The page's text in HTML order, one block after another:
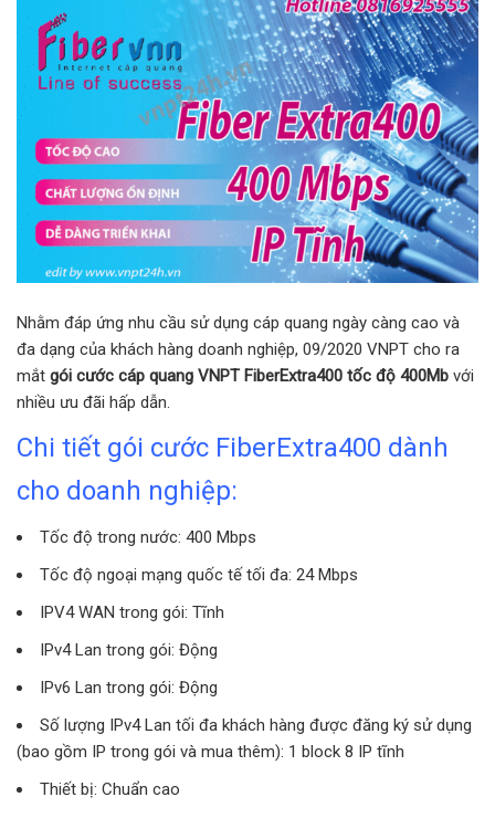
Nhằm đáp ứng nhu cầu sử dụng cáp quang ngày càng cao và
đa dạng của khách hàng doanh nghiệp, 09/2020 VNPT cho ra
mắt gói cước cáp quang VNPT FiberExtra400 tốc độ 400Mb với
nhiều ưu đãi hấp dẫn.
Chi tiết gói cước FiberExtra400 dành
cho doanh nghiệp:
Tốc độ trong nước: 400 Mbps
Tốc độ ngoại mạng quốc tế tối đa: 24 Mbps
IPV4 WAN trong gói: Tĩnh
IPv4 Lan trong gói: Động
IPv6 Lan trong gói: Động
Số lượng IPv4 Lan tối đa khách hàng được đăng ký sử dụng
(bao gồm IP trong gói và mua thêm): 1 block 8 IP tĩnh
Thiết bị: Chuẩn cao